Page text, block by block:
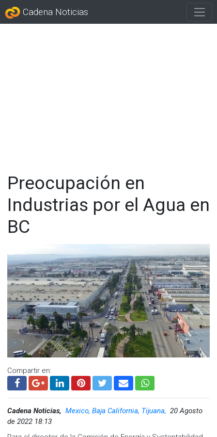
Cadena Noticias
Preocupación en
Industrias por el Agua en
BC
Compartir en:
Cadena Noticias, Mexico, Baja California, Tijuana, 20 Agosto
de 2022 18:13